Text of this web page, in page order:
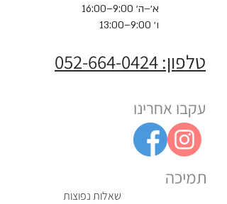
א׳–ה׳ 9:00–16:00
ו׳ 9:00–13:00
טלפון: 052-664-0424
עקבו אחרינו
תמיכה
שאלות נפוצות